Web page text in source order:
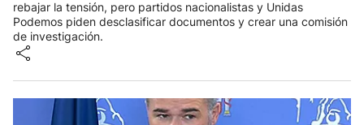
rebajar la tensión, pero partidos nacionalistas y Unidas
Podemos piden desclasificar documentos y crear una comisión
de investigación.